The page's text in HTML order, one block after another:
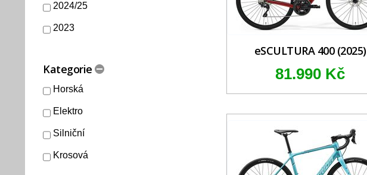
2024/25
2023
Kategorie
Horská
Elektro
Silniční
Krosová
eSCULTURA 400 (2025)
81.990 Kč